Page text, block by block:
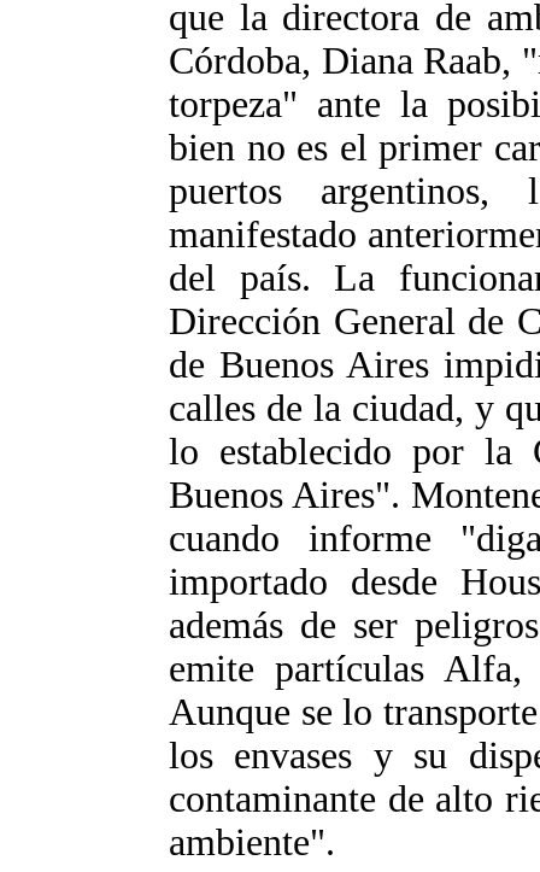
que la directora de
Córdoba, Diana Raab,
torpeza" ante la
bien no es el primer
puertos
manifestado
del país. La
Dirección General de
de Buenos Aires
calles de la ciudad, y
lo establecido por la
Buenos Aires".
cuando informe
importado desde
además de ser
emite partículas
Aunque se lo
los envases y su
contaminante de alto
ambiente".